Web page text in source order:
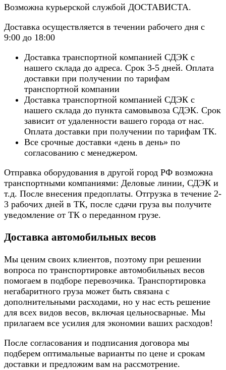
Возможна курьерской службой ДОСТАВИСТА.
Доставка осуществляется в течении рабочего дня с
9:00 до 18:00
Доставка транспортной компанией СДЭК с
нашего склада до адреса. Срок 3-5 дней. Оплата
доставки при получении по тарифам
транспортной компании
Доставка транспортной компанией СДЭК с
нашего склада до пункта самовывоза СДЭК. Срок
зависит от удаленности вашего города от нас.
Оплата доставки при получении по тарифам ТК.
Все срочные доставки «день в день» по
согласованию с менеджером.
Отправка оборудования в другой город РФ возможна
транспортными компаниями: Деловые линии, СДЭК и
т.д. После внесения предоплаты. Отгрузка в течение 2-
3 рабочих дней в ТК, после сдачи груза вы получите
уведомление от ТК о переданном грузе.
Доставка автомобильных весов
Мы ценим своих клиентов, поэтому при решении
вопроса по транспортировке автомобильных весов
помогаем в подборе перевозчика. Транспортировка
негабаритного груза может быть связана с
дополнительными расходами, но у нас есть решение
для всех видов весов, включая цельносварные. Мы
прилагаем все усилия для экономии ваших расходов!
После согласования и подписания договора мы
подберем оптимальные варианты по цене и срокам
доставки и предложим вам на рассмотрение.